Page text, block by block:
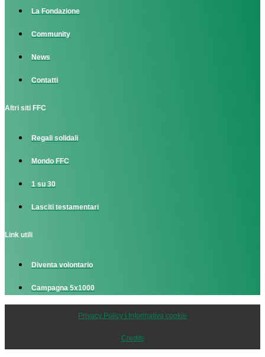
La Fondazione
Community
News
Contatti
Altri siti FFC
Regali solidali
Mondo FFC
1 su 30
Lasciti testamentari
Link utili
Diventa volontario
Campagna 5x1000
Privacy Policy | Informativa cookie
Credits